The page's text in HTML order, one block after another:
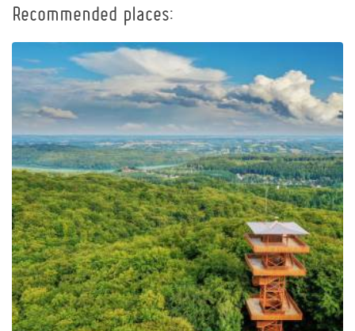
Recommended places:
Observation Tower of
Pope John Paul II at
Wieżyca